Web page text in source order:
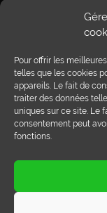
Pour offrir les
telles que les cookies
appareils. Le fait de
traiter des données
uniques sur ce site. Le
consentement peut
fonctions.